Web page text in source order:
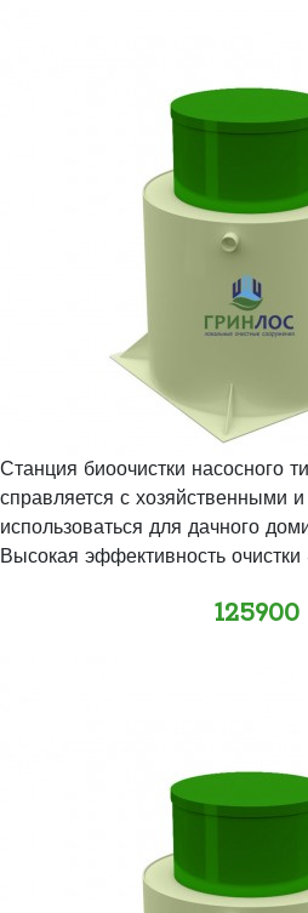
Станция биоочистки насосного
справляется с хозяйственными
использоваться для дачного
Высокая эффективность очистки
125900